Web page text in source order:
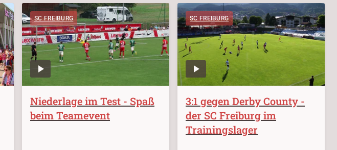
SC FREIBURG
Niederlage im Test - Spaß
beim Teamevent
SC FREIBURG
3:1 gegen Derby County -
der SC Freiburg im
Trainingslager